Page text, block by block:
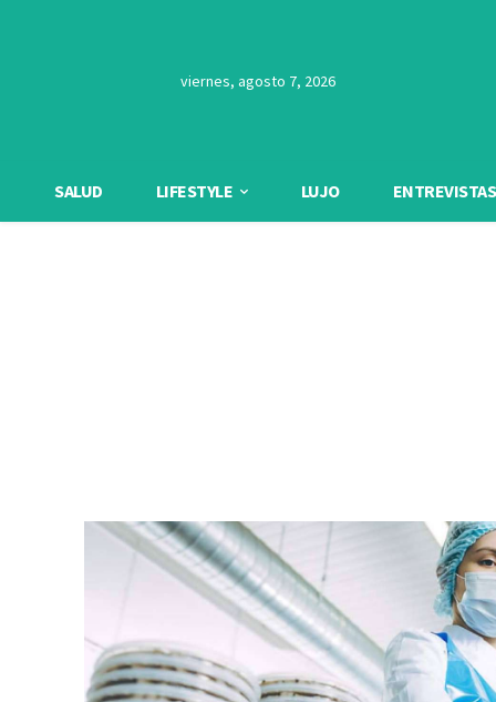
viernes, agosto 7, 2026
SALUD LIFESTYLE LUJO ENTREVISTAS